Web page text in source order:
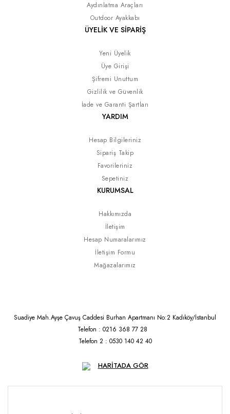
Aydınlatma Araçları
Outdoor Ayakkabı
ÜYELİK VE SİPARİŞ
Yeni Üyelik
Üye Girişi
Şifremi Unuttum
Gizlilik ve Güvenlik
İade ve Garanti Şartları
YARDIM
Hesap Bilgileriniz
Sipariş Takip
Favorileriniz
Sepetiniz
KURUMSAL
Hakkımızda
İletişim
Hesap Numaralarımız
İletişim Formu
Mağazalarımız
Suadiye Mah.Ayşe Çavuş Caddesi Burhan Apartmanı No:2 Kadıköy/İstanbul
Telefon : 0216 368 77 28
Telefon 2 : 0530 140 42 40
HARİTADA GÖR